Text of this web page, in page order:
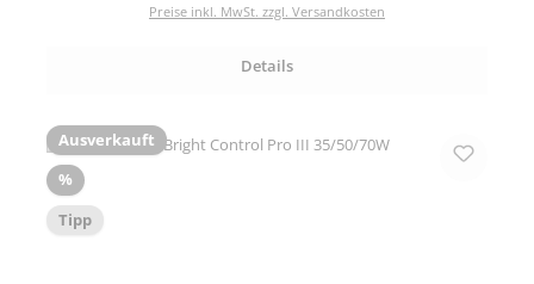
Preise inkl. MwSt. zzgl. Versandkosten
Details
Ausverkauft
%Rabatt
Tipp